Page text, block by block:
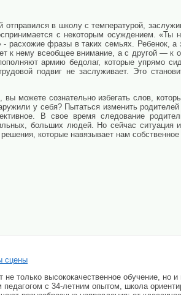
в школу с температурой,
с некоторым осуждением.
- расхожие фразы в таких семьях. Ребенок,
к нему всеобщее внимание, а с другой — к
армию бедолаг, которые упрямо
подвиг не заслуживает. Это
можете сознательно избегать слов,
у себя? Пытаться изменить
В свое время следование
больших людей. Но сейчас
которые навязывает нам собственное
сцены
только высококачественное обучение, но
с 34-летним опытом, школа